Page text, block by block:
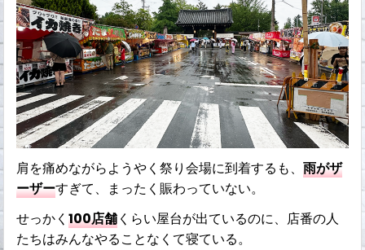
肩を痛めながらようやく祭り会場に到着するも、雨がザ
ーザーすぎて、まったく賑わっていない。
せっかく100店舗くらい屋台が出ているのに、店番の人
たちはみんなやることなくて寝ている。